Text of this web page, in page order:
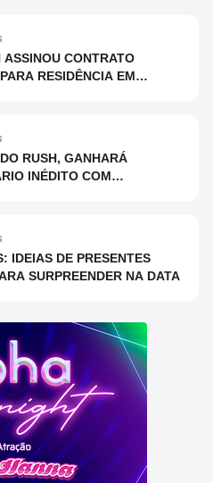
ASSINOU CONTRATO
RESIDÊNCIA EM
RUSH, GANHARÁ
INÉDITO COM
SURPREENDER NA DATA